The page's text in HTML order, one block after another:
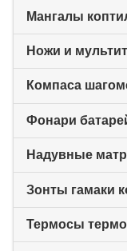
Мангалы
Ножи и
Компаса
Фонари
Надувные
Зонты гамаки
Термосы